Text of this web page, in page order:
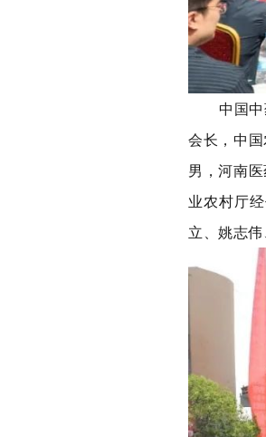
中国
会长，中
男，河南
业农村厅
立、姚志